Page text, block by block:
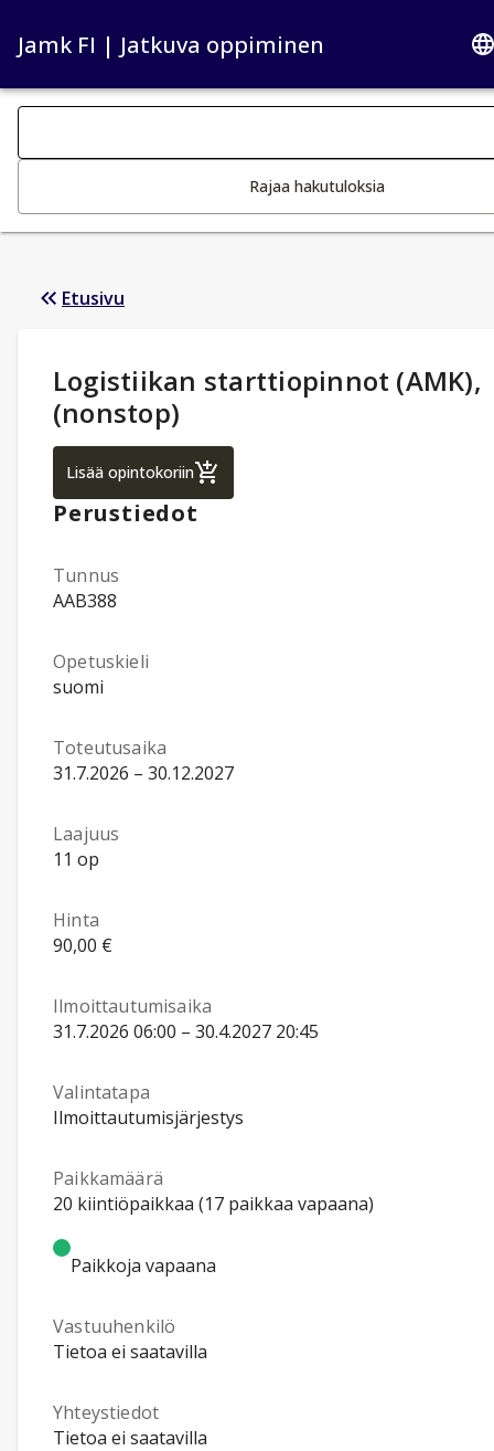
Jamk FI | Jatkuva oppiminen
Haku kategoriat
Rajaa hakutuloksia
Etusivu
Opintotiedot:
Logistiikan starttiopinnot (AMK),
(nonstop)
Lisää opintokoriinLogistiikan starttiopinnot (AMK),
Perustiedot
Tunnus
AAB388
Opetuskieli
suomi
Toteutusaika
31.7.2026 – 30.12.2027
Laajuus
11 op
Hinta
90,00 €
Ilmoittautumisaika
31.7.2026 06:00 – 30.4.2027 20:45
Valintatapa
Ilmoittautumisjärjestys
Paikkamäärä
20 kiintiöpaikkaa (17 paikkaa vapaana)
Paikkoja vapaana
Vastuuhenkilö
Tietoa ei saatavilla
Yhteystiedot
Tietoa ei saatavilla